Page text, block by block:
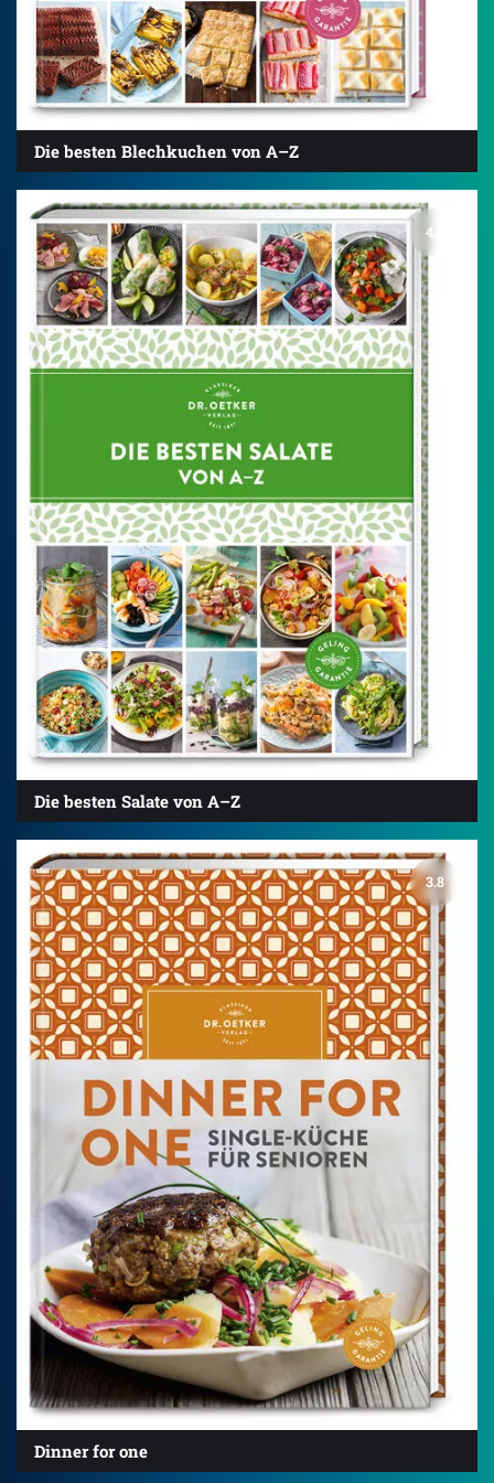
Die besten Blechkuchen von A–Z
4.5
Die besten Salate von A–Z
3.8
Dinner for one